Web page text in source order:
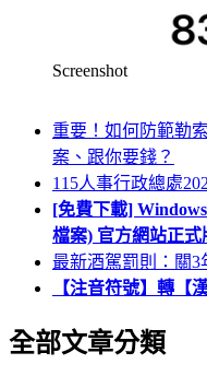
Screenshot
重要！如何防範勒
案、跟你要錢？
115人事行政總處
[免費下載]
檔案) 官方網站正式
最新酒駕罰則：關3
【注音符號】轉【
全部文章分類